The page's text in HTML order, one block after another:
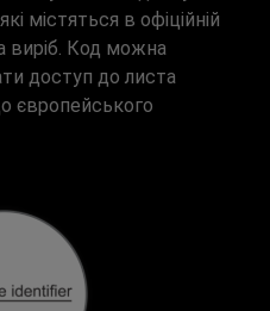
містяться в офіційній
виріб. Код можна
доступ до листа
європейського